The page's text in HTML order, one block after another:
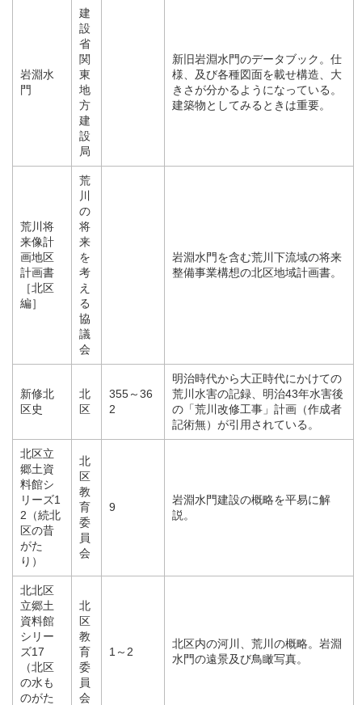
岩淵水
門
建
設
省
関
東
地
方
建
設
局
新旧岩淵水門のデータブック。仕
様、及び各種図面を載せ構造、大
きさが分かるようになっている。
建築物としてみるときは重要。
荒川将
来像計
画地区
計画書
［北区
編］
荒
川
の
将
来
を
考
え
る
協
議
会
岩淵水門を含む荒川下流域の将来
整備事業構想の北区地域計画書。
新修北
区史
北
区
355～36
2
明治時代から大正時代にかけての
荒川水害の記録、明治43年水害後
の「荒川改修工事」計画（作成者
記術無）が引用されている。
北区立
郷土資
料館シ
リーズ1
2（続北
区の昔
がた
り）
北
区
教
育
委
員
会
9
岩淵水門建設の概略を平易に解
説。
北北区
立郷土
資料館
シリー
ズ17
（北区
の水も
のがた
北
区
教
育
委
員
会
1～2
北区内の河川、荒川の概略。岩淵
水門の遠景及び鳥瞰写真。